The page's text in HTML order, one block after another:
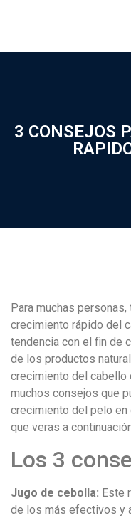
3 CONSEJOS
Para muchas
crecimiento rápido del
tendencia con el fin de
de los productos
crecimiento del cabello
muchos consejos que
crecimiento del pelo
que veras a
Los 3
Jugo de cebolla: Este
de los más efectivos y